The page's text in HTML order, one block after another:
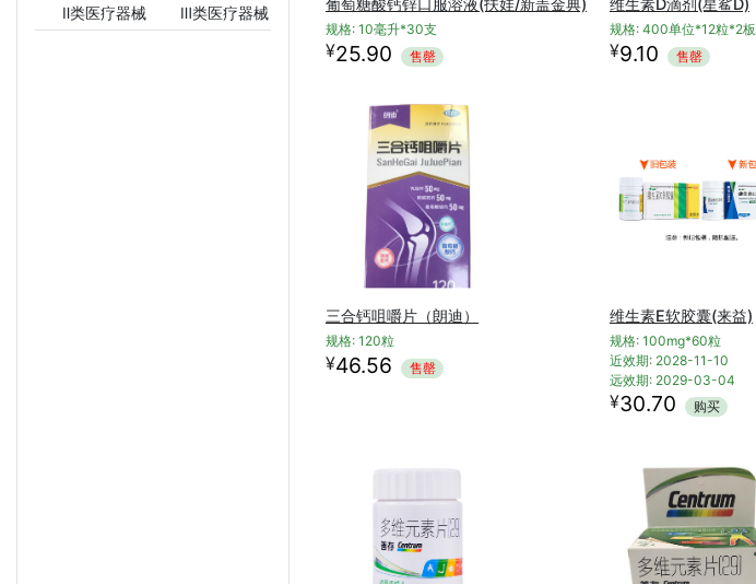
Ⅱ类医疗器械
Ⅲ类医疗器械
规格: 10毫升*30支
¥25.90 售罄
规格: 400单位*12粒*2板
¥9.10 售罄
三合钙咀嚼片（朗迪）
规格: 120粒
¥46.56 售罄
维生素E软胶囊(来益)
规格: 100mg*60粒
近效期: 2028-11-10
远效期: 2029-03-04
¥30.70 购买